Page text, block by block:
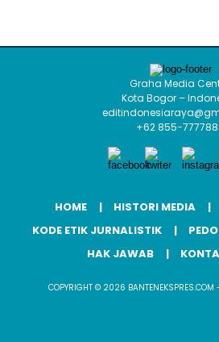
Graha Media
Kota Bogor –
+62 855-
HOME HISTORI MEDIA
KODE ETIK JURNALISTIK
HAK JAWAB
COPYRIGHT © 2026 BANTENEKSPRES.COM